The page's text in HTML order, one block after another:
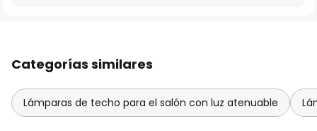
Categorías similares
Lámparas de techo para el salón con luz atenuable